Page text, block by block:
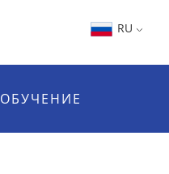
RU
ОБУЧЕНИЕ